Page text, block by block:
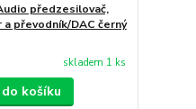
předzesilovač,
převodník/DAC černý
skladem 1 ks
košíku